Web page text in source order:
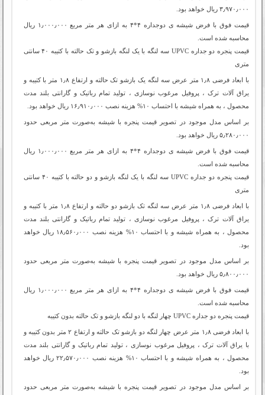
۳٫۹۷۰٫۰۰۰ ریال خواهد بود.
قیمت فوق با فرض شیشه ی دوجداره ۴*۴ به ازای هر متر مربع ۱٫۰۰۰٫۰۰۰ ریال
محاسبه شده است.
قیمت پنجره دو جداره‌ UPVC سه لنگه با یک لنگه بازشو و تک حالته با کتیبه ۴۰ سانتی
متری
با ابعاد فرضی ۱٫۸ متر عرض سه لنگه یک بازشو تک حالته و ارتفاع ۱٫۸ متر با کتیبه و
یراق آلات ترک ، پروفیل مرغوب نوسازی ، تولید تمام رباتیک و گارانتی بلند مدت
محصول ، به همراه شیشه با احتساب ۱۰% هزینه نصب ۱۶٫۹۱۰٫۰۰۰ ریال خواهد بود.
بر اساس مدل موجود در تصویر قیمت پنجره با شیشه به‌صورت متر مربعی حدود
۵٫۲۸۰٫۰۰۰ ریال خواهد بود.
قیمت فوق با فرض شیشه ی دوجداره ۴*۴ به ازای هر متر مربع ۱٫۰۰۰٫۰۰۰ ریال
محاسبه شده است.
قیمت پنجره دو جداره‌ UPVC سه لنگه با یک لنگه بازشو و دو حالته با کتیبه ۴۰ سانتی
متری
با ابعاد فرضی ۱٫۸ متر عرض سه لنگه تک بازشو دو حالته و ارتفاع ۱٫۸ متر با کتیبه و
یراق آلات ترک ، پروفیل مرغوب نوسازی ، تولید تمام رباتیک و گارانتی بلند مدت
محصول ، به همراه شیشه و با احتساب ۱۰% هزینه نصب ۱۸٫۵۶۰٫۰۰۰ ریال خواهد
بود.
بر اساس مدل موجود در تصویر قیمت پنجره با شیشه به‌صورت متر مربعی حدود
۵٫۸۰۰٫۰۰۰ ریال خواهد بود.
قیمت فوق با فرض شیشه ی دوجداره ۴*۴ به ازای هر متر مربع ۱٫۰۰۰٫۰۰۰ ریال
محاسبه شده است.
قیمت پنجره دو جداره‌ UPVC چهار لنگه با دو لنگه بازشو و تک حالته بدون کتیبه
با ابعاد فرضی ۱٫۸ متر عرض چهار لنگه دو بازشو تک حالته و ارتفاع ۲ متر بدون کتیبه و
با یراق آلات ترک ، پروفیل مرغوب نوسازی ، تولید تمام رباتیک و گارانتی بلند مدت
محصول ، به همراه شیشه و با احتساب ۱۰% هزینه نصب ۲۲٫۵۷۰٫۰۰۰ ریال خواهد
بود.
بر اساس مدل موجود در تصویر قیمت پنجره با شیشه به‌صورت متر مربعی حدود